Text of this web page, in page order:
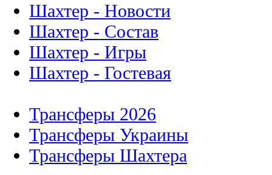
Шахтер - Новости
Шахтер - Состав
Шахтер - Игры
Шахтер - Гостевая
Трансферы 2026
Трансферы Украины
Трансферы Шахтера